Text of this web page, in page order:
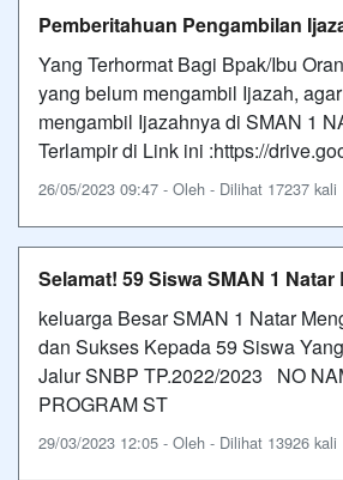
Pemberitahuan Pengambilan
Yang Terhormat Bagi Bpak/Ibu
yang belum mengambil Ijazah,
mengambil Ijazahnya di SMAN 1
Terlampir di Link ini :https://
26/05/2023 09:47 - Oleh - Dilihat 17237 kali
Selamat! 59 Siswa SMAN 1
keluarga Besar SMAN 1 Natar
dan Sukses Kepada 59 Siswa
Jalur SNBP TP.2022/2023 NO
PROGRAM ST
29/03/2023 12:05 - Oleh - Dilihat 13926 kali